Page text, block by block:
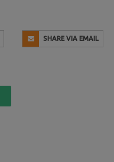
SHARE VIA EMAIL